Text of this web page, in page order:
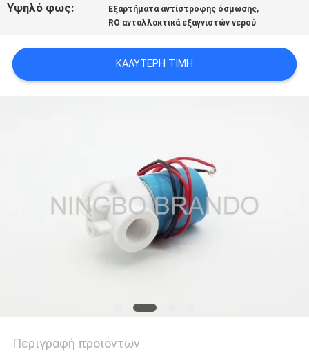
COMPANY
SITEMAP
Υψηλό φως: Εξαρτήματα αντίστροφης όσμωσης,
RO ανταλλακτικά εξαγνιστών νερού
ΚΑΛΎΤΕΡΗ ΤΙΜΉ
Περιγραφή προϊόντων